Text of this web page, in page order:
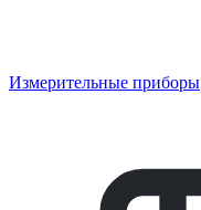
Измерительные приборы